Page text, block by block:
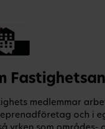
medlemmar
och i